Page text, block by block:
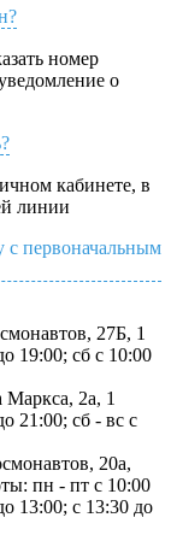
номер
о
кабинете, в
линии
с первоначальным
27Б, 1
19:00; сб с 10:00
Маркса, 2а, 1
21:00; сб - вс с
20а,
пн - пт с 10:00
13:00; с 13:30 до